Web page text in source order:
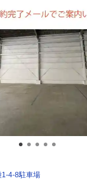
1-4-8駐車場